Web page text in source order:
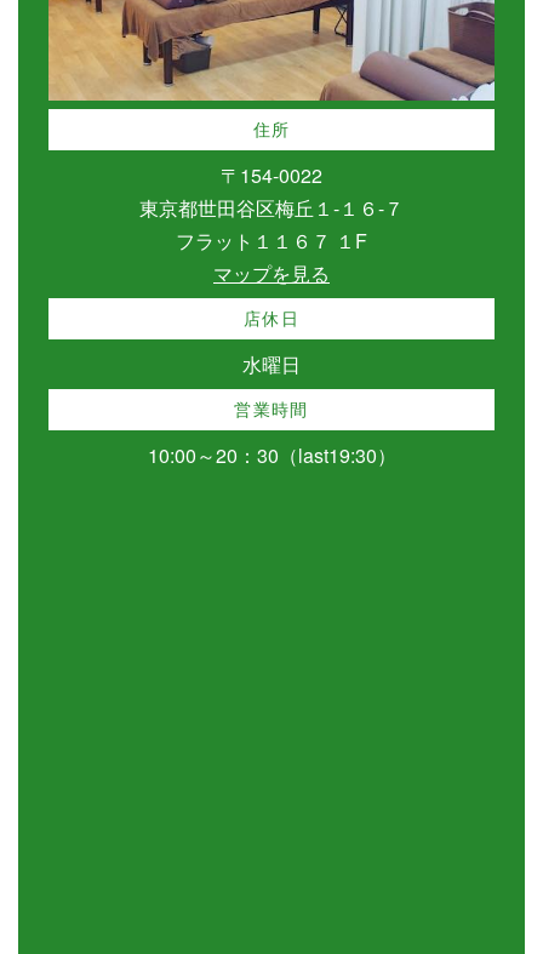
住所
〒154-0022
東京都世田谷区梅丘１-１６-７
フラット１１６７ １F
マップを見る
店休日
水曜日
営業時間
10:00～20：30（last19:30）